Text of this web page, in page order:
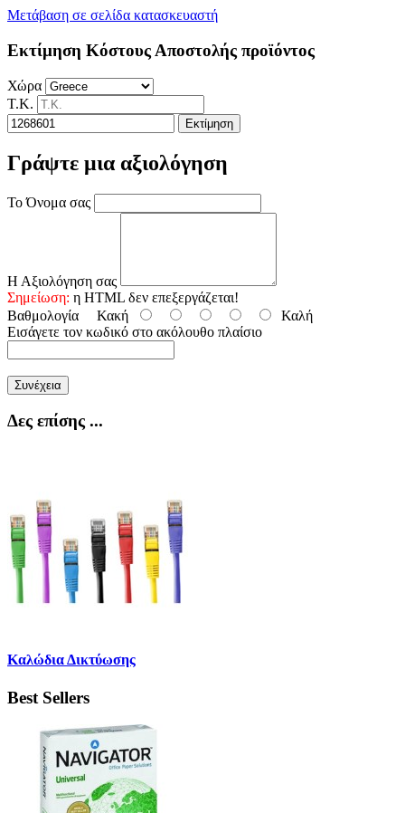
Μετάβαση σε σελίδα κατασκευαστή
Εκτίμηση Κόστους Αποστολής προϊόντος
Χώρα
Τ.Κ.
Εκτίμηση
Γράψτε μια αξιολόγηση
Το Όνομα σας
Η Αξιολόγηση σας
Σημείωση: η HTML δεν επεξεργάζεται!
Βαθμολογία Κακή
Καλή
Εισάγετε τον κωδικό στο ακόλουθο πλαίσιο
Συνέχεια
Δες επίσης ...
Καλώδια Δικτύωσης
Best Sellers